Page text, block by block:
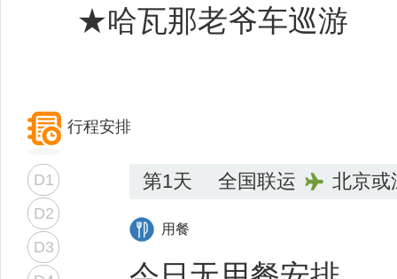
★哈瓦那老爷车巡游
行程安排
D1
D2
D3
第1天 全国联运 北京或
用餐